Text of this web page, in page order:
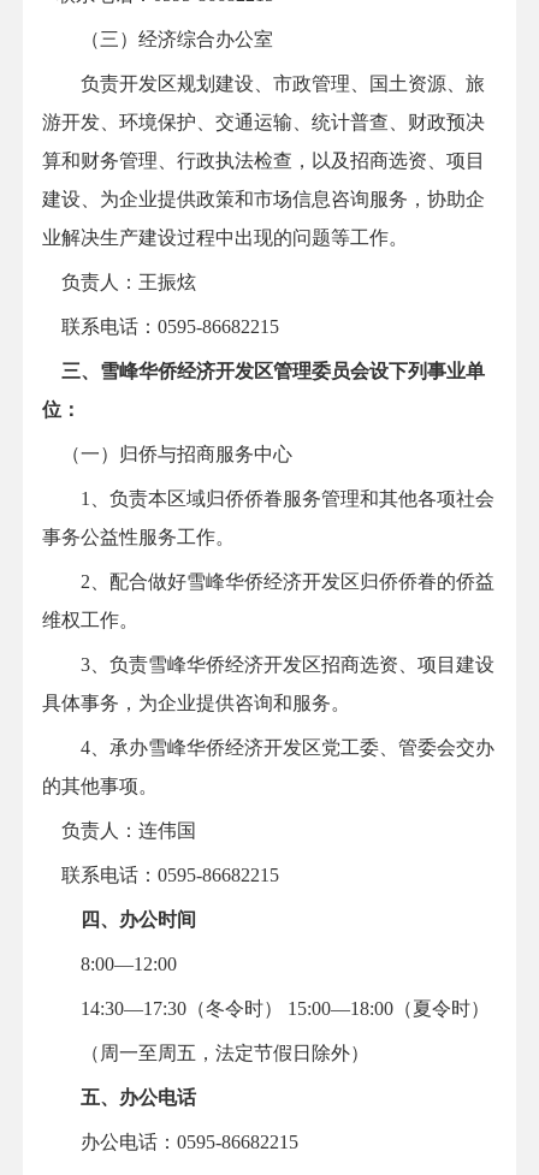
（三）经济综合办公室
负责开发区规划建设、市政管理、国土资源、旅
游开发、环境保护、交通运输、统计普查、财政预决
算和财务管理、行政执法检查，以及招商选资、项目
建设、为企业提供政策和市场信息咨询服务，协助企
业解决生产建设过程中出现的问题等工作。
负责人：王振炫
联系电话：0595-86682215
三、 雪峰华侨经济开发区管理委员会设下列事业单
位：
（一）归侨与招商服务中心
1、负责本区域归侨侨眷服务管理和其他各项社会
事务公益性服务工作。
2、配合做好雪峰华侨经济开发区归侨侨眷的侨益
维权工作。
3、负责雪峰华侨经济开发区招商选资、项目建设
具体事务，为企业提供咨询和服务。
4、承办雪峰华侨经济开发区党工委、管委会交办
的其他事项。
负责人：连伟国
联系电话：0595-86682215
四、办公时间
8:00—12:00
14:30—17:30（冬令时） 15:00—18:00（夏令时）
（周一至周五，法定节假日除外）
五、办公电话
办公电话：0595-86682215